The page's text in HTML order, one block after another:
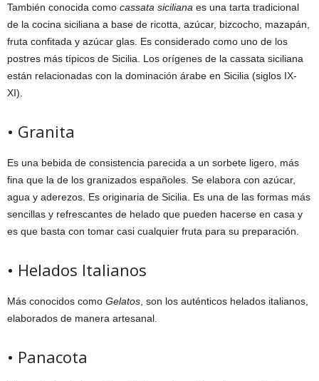
También conocida como cassata siciliana es una tarta tradicional
de la cocina siciliana a base de ricotta, azúcar, bizcocho, mazapán,
fruta confitada y azúcar glas. Es considerado como uno de los
postres más típicos de Sicilia. Los orígenes de la cassata siciliana
están relacionadas con la dominación árabe en Sicilia (siglos IX-
XI).
• Granita
Es una bebida de consistencia parecida a un sorbete ligero, más
fina que la de los granizados españoles. Se elabora con azúcar,
agua y aderezos. Es originaria de Sicilia. Es una de las formas más
sencillas y refrescantes de helado que pueden hacerse en casa y
es que basta con tomar casi cualquier fruta para su preparación.
• Helados Italianos
Más conocidos como Gelatos , son los auténticos helados italianos,
elaborados de manera artesanal.
• Panacota